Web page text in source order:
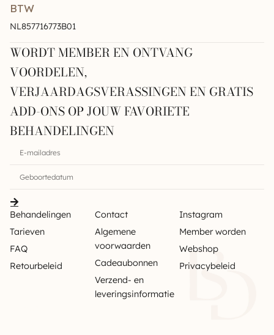
BTW
NL857716773B01
WORDT MEMBER EN ONTVANG
VOORDELEN,
VERJAARDAGSVERASSINGEN EN GRATIS
ADD-ONS OP JOUW FAVORIETE
BEHANDELINGEN
Behandelingen
Tarieven
FAQ
Retourbeleid
Contact
Algemene
voorwaarden
Cadeaubonnen
Verzend- en
leveringsinformatie
Instagram
Member worden
Webshop
Privacybeleid